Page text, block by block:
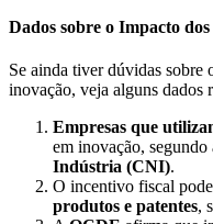
Dados sobre o Impacto
Se ainda tiver dúvidas sobre
inovação, veja alguns dados
Empresas que
em inovação, segundo
Indústria (CNI).
O incentivo fiscal
produtos e patentes,